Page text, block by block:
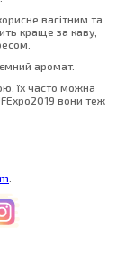
вагітним та
краще за каву,
аромат.
їх часто можна
вони теж